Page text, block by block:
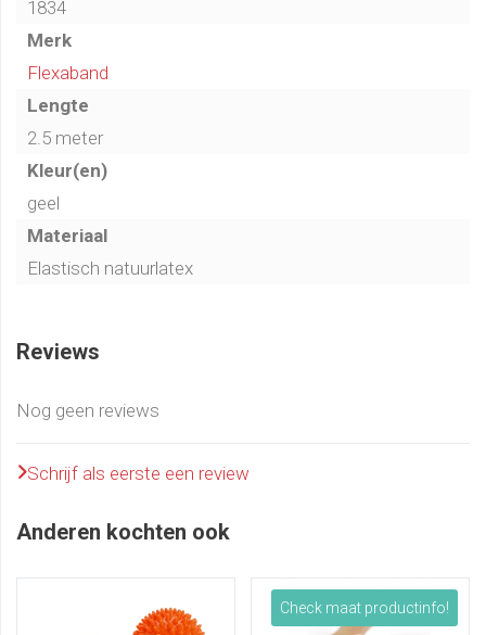
1834
Merk
Flexaband
Lengte
2.5 meter
Kleur(en)
geel
Materiaal
Elastisch natuurlatex
Reviews
Nog geen reviews
Schrijf als eerste een review
Anderen kochten ook
Check maat productinfo!